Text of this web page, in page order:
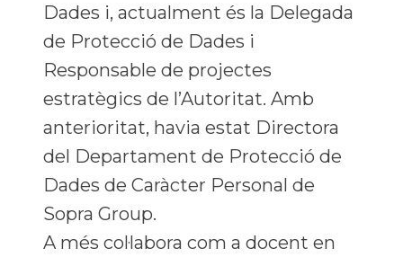
Dades i, actualment és la Delegada
de Protecció de Dades i
Responsable de projectes
estratègics de l’Autoritat. Amb
anterioritat, havia estat Directora
del Departament de Protecció de
Dades de Caràcter Personal de
Sopra Group.
A més col·labora com a docent en